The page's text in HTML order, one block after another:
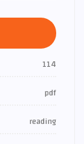
114
pdf
reading